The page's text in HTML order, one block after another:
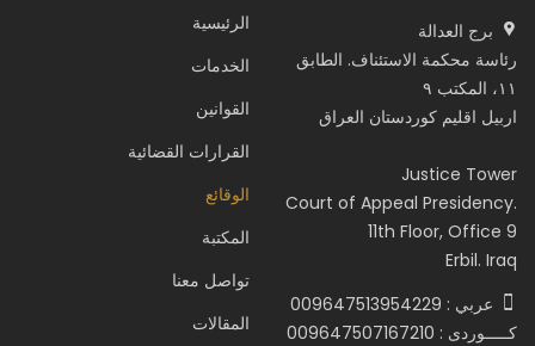
برج العدالة
رئاسة محكمة الاستئناف. الطابق
١١، المكتب ٩
اربيل اقليم كوردستان العراق
Justice Tower
Court of Appeal Presidency.
11th Floor, Office 9
Erbil. Iraq
عربي : 009647513954229
كـــــوردى : 009647507167210
الرئيسية
الخدمات
القوانين
القرارات القضائية
الوقائع
المكتبة
تواصل معنا
المقالات